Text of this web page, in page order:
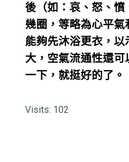
後（如：哀、怒、
幾圈，等略為心平
能夠先沐浴更衣，
大，空氣流通性還
一下，就挺好的了。
Visits: 102